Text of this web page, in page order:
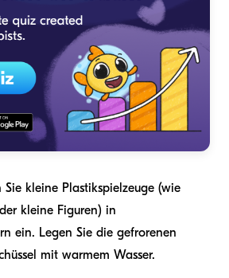
Sie kleine Plastikspielzeuge (wie
kleine Figuren) in
ein. Legen Sie die gefrorenen
mit warmem Wasser.